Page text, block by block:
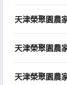
天津榮聚園農
天津榮聚園農
天津榮聚園農